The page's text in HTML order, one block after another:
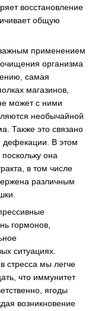
восстановление
общую
важным применением
организма
самая
магазинов,
может с ними
необычайной
Также это связано
дефекации. В этом
она
в том числе
различным
гормонов,
ситуациях.
стресса мы легче
что иммунитет
ягоды
возникновение